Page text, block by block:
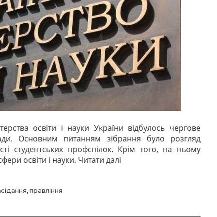
освіти і науки України відбулось чергове
Основним питанням зібрання було розгляд
студентських профспілок. Крім того, на ньому
освіти і науки. Читати далі
, правління